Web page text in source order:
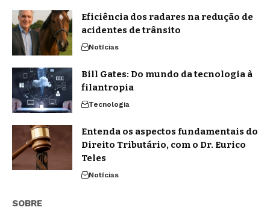
Eficiência dos radares na redução de
acidentes de trânsito
Notícias
Bill Gates: Do mundo da tecnologia à
filantropia
Tecnologia
Entenda os aspectos fundamentais do
Direito Tributário, com o Dr. Eurico
Teles
Notícias
SOBRE